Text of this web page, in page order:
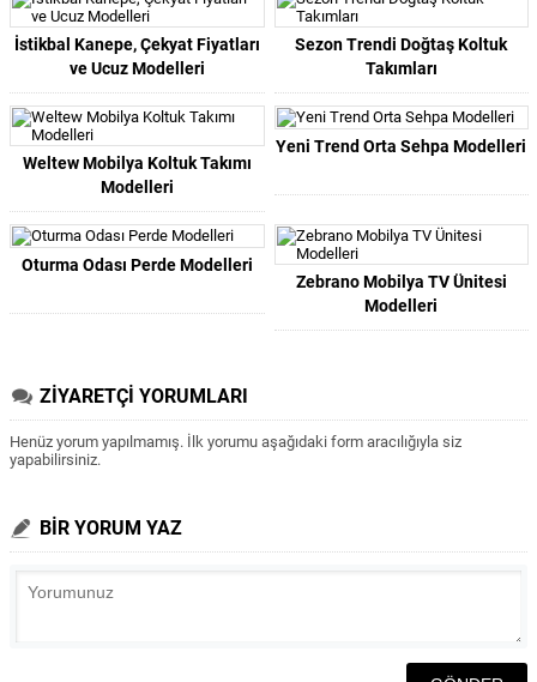
İstikbal Kanepe, Çekyat Fiyatları
ve Ucuz Modelleri
Sezon Trendi Doğtaş Koltuk
Takımları
Weltew Mobilya Koltuk Takımı
Modelleri
Yeni Trend Orta Sehpa Modelleri
Oturma Odası Perde Modelleri
Zebrano Mobilya TV Ünitesi
Modelleri
ZİYARETÇİ YORUMLARI
Henüz yorum yapılmamış. İlk yorumu aşağıdaki form aracılığıyla siz
yapabilirsiniz.
BİR YORUM YAZ